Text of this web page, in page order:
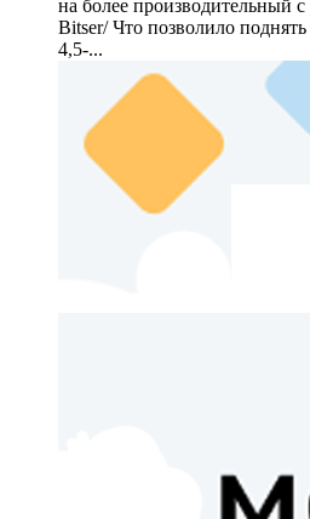
на более производительный
Bitser/ Что позволило
4,5-...